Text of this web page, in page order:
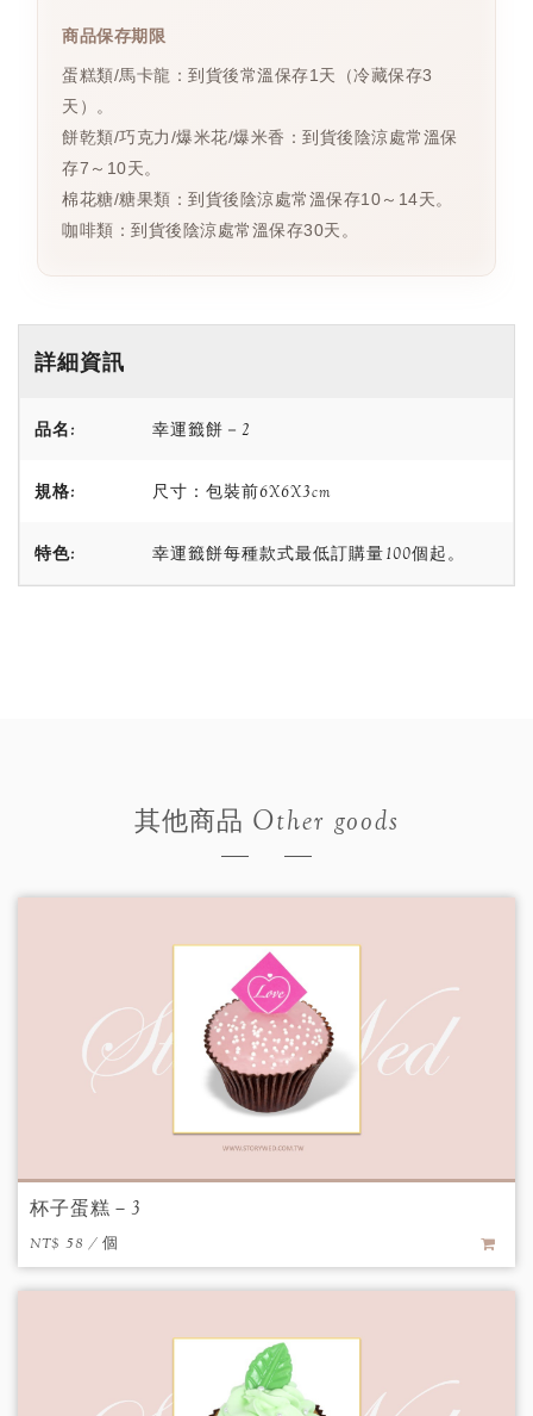
商品保存期限
蛋糕類/馬卡龍：到貨後常溫保存1天（冷藏保存3
天）。
餅乾類/巧克力/爆米花/爆米香：到貨後陰涼處常溫保
存7～10天。
棉花糖/糖果類：到貨後陰涼處常溫保存10～14天。
咖啡類：到貨後陰涼處常溫保存30天。
詳細資訊
品名: 幸運籤餅－2
規格: 尺寸：包裝前6X6X3cm
特色: 幸運籤餅每種款式最低訂購量100個起。
其他商品 Other goods
杯子蛋糕－3
NT$ 58 / 個